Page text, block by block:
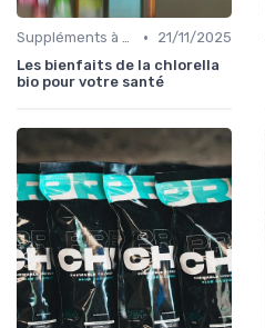
Suppléments à base de plantes •
21/11/2025
Les bienfaits de la chlorella
bio pour votre santé